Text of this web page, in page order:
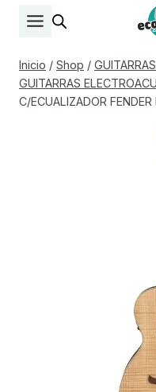
Inicio / Shop /
GUITARRAS
C/ECUALIZADOR